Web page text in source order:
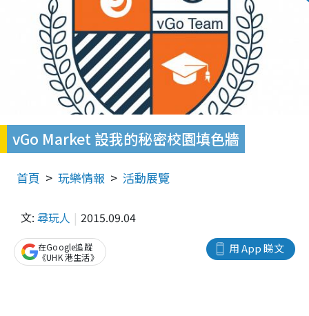
vGo Market 設我的秘密校園填色牆
首頁 玩樂情報 活動展覽
文: 尋玩人 2015.09.04
用 App 睇文
在Google追蹤
《UHK 港生活》